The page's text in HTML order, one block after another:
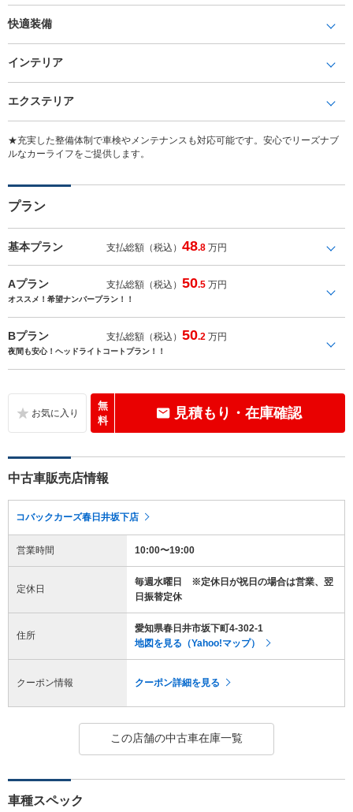
快適装備
インテリア
エクステリア
★充実した整備体制で車検やメンテナンスも対応可能です。安心でリーズナブ
ルなカーライフをご提供します。
プラン
基本プラン 支払総額（税込）48.8 万円
Aプラン 支払総額（税込）50.5 万円
オススメ！希望ナンバープラン！！
Bプラン 支払総額（税込）50.2 万円
夜間も安心！ヘッドライトコートプラン！！
無
料
見積もり・在庫確認
中古車販売店情報
コバックカーズ春日井坂下店
営業時間 10:00〜19:00
定休日
毎週水曜日 ※定休日が祝日の場合は営業、翌
日振替定休
住所
愛知県春日井市坂下町4-302-1
地図を見る（Yahoo!マップ）
クーポン情報 クーポン詳細を見る
この店舗の中古車在庫一覧
車種スペック